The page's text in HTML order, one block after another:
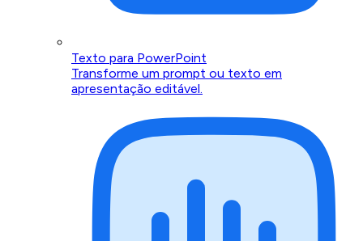
Texto para PowerPoint
Transforme um prompt ou texto em
apresentação editável.